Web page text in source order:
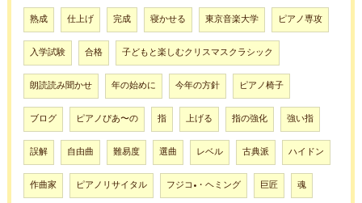
熟成 仕上げ 完成 寝かせる 東京音楽大学 ピアノ専攻
入学試験 合格 子どもと楽しむクリスマスクラシック
朗読読み聞かせ 年の始めに 今年の方針 ピアノ椅子
ブログ ピアノぴあ〜の 指 上げる 指の強化 強い指
誤解 自由曲 難易度 選曲 レベル 古典派 ハイドン
作曲家 ピアノリサイタル フジコ•・ヘミング 巨匠 魂